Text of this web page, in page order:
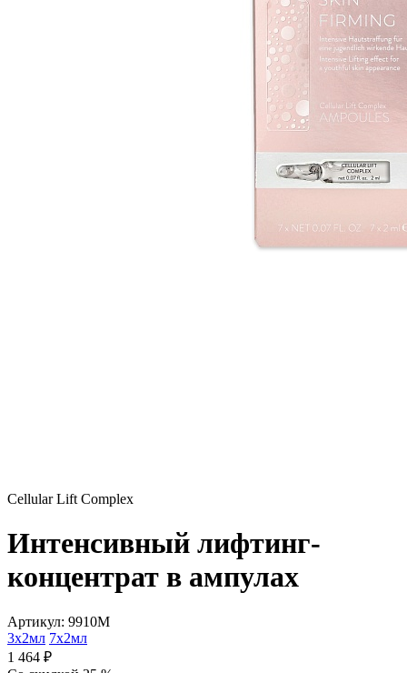
Cellular Lift Complex
Интенсивный лифтинг-
концентрат в ампулах
Артикул: 9910M
3х2мл 7х2мл
1 464 ₽